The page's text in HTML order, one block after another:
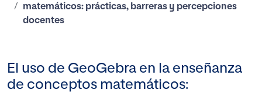
matemáticos: prácticas, barreras y percepciones
docentes
El uso de GeoGebra en la enseñanza
de conceptos matemáticos: